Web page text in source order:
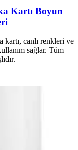
Kartı Boyun
kartı, canlı renkleri ve
sağlar. Tüm